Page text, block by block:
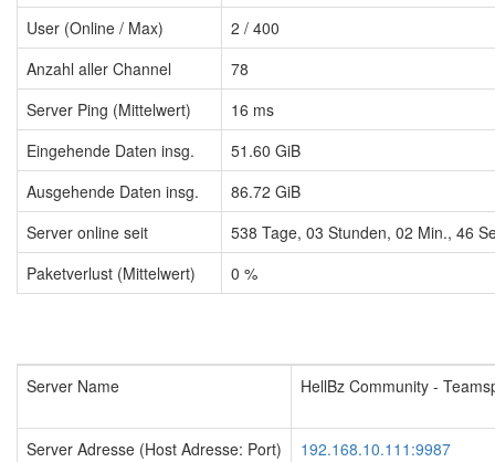
User (Online / Max)
2 / 400
Anzahl aller Channel
78
Server Ping (Mittelwert)
16 ms
Eingehende Daten insg.
51.60 GiB
Ausgehende Daten insg.
86.72 GiB
Server online seit
538 Tage, 03 Stunden, 02 Min., 46
Paketverlust (Mittelwert)
0 %
Server Name HellBz Community -
Server Adresse (Host Adresse: Port)
192.168.10.111:9987